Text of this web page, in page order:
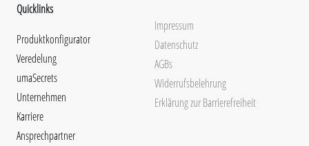
Quicklinks
Produktkonfigurator
Veredelung
umaSecrets
Unternehmen
Karriere
Ansprechpartner
Impressum
Datenschutz
AGBs
Widerrufsbelehrung
Erklärung zur Barrierefreiheit